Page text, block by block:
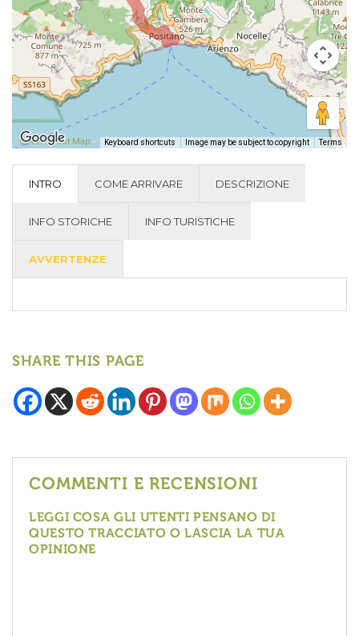
Open Street Map - Keyboard shortcuts Image may be subject to copyright Terms
INTRO COME ARRIVARE DESCRIZIONE
INFO STORICHE INFO TURISTICHE
AVVERTENZE
SHARE THIS PAGE
COMMENTI E RECENSIONI
LEGGI COSA GLI UTENTI PENSANO DI
QUESTO TRACCIATO O LASCIA LA TUA
OPINIONE